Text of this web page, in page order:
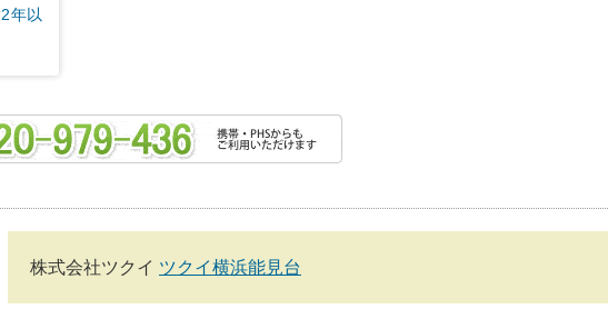
年以
株式会社ツクイ ツクイ横浜能見台